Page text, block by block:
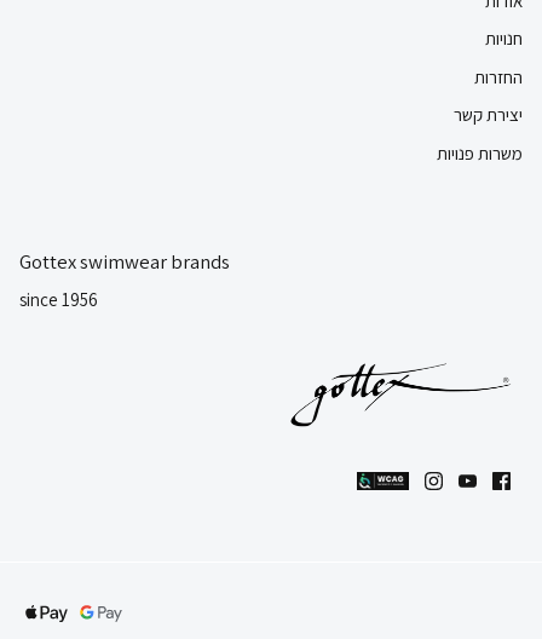
חנויות
החזרות
יצירת קשר
משרות פנויות
Gottex swimwear brands
since 1956